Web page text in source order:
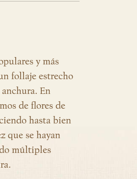
y más
follaje estrecho
En
de flores de
hasta bien
que se hayan
múltiples